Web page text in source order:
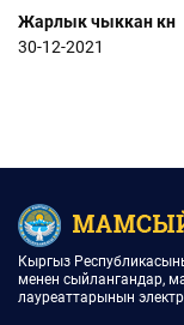
Жарлык чыккан күнү
30-12-2021
Кыргыз
менен сыйлангандар,
лауреаттарынын